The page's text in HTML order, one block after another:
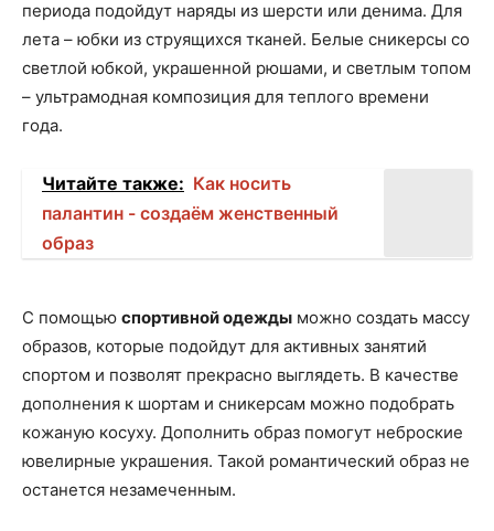
периода подойдут наряды из шерсти или денима. Для
лета – юбки из струящихся тканей. Белые сникерсы со
светлой юбкой, украшенной рюшами, и светлым топом
– ультрамодная композиция для теплого времени
года.
Читайте также: Как носить
палантин - создаём женственный
образ
С помощью спортивной одежды можно создать массу
образов, которые подойдут для активных занятий
спортом и позволят прекрасно выглядеть. В качестве
дополнения к шортам и сникерсам можно подобрать
кожаную косуху. Дополнить образ помогут неброские
ювелирные украшения. Такой романтический образ не
останется незамеченным.